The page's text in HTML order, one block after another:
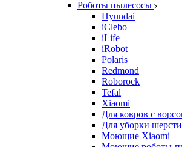
Роботы пылесосы
Hyundai
iClebo
iLife
iRobot
Polaris
Redmond
Roborock
Tefal
Xiaomi
Для ковров с
Для уборки шерсти
Моющие Xiaomi